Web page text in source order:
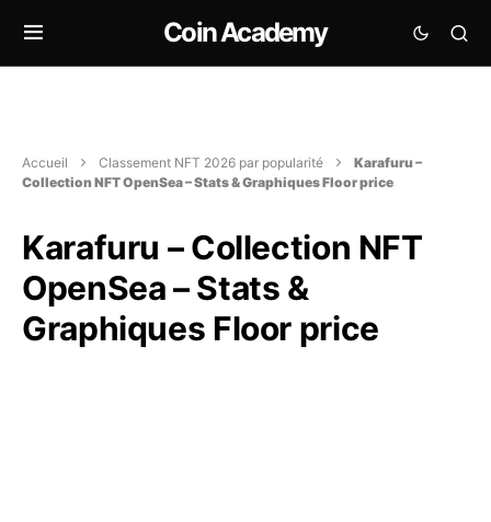
Coin Academy
Accueil Classement NFT 2026 par popularité
Karafuru –
Collection NFT OpenSea – Stats & Graphiques Floor price
Karafuru – Collection NFT
OpenSea – Stats &
Graphiques Floor price